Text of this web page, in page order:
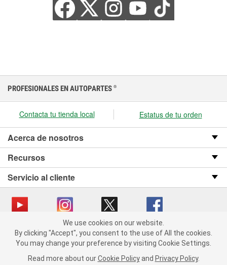
We use cookies on our website. By clicking "Accept", you consent
to the use of All the cookies.
You may change your preference by visiting Cookie Settings.
Read more about our Cookie Policy and Privacy Policy.
PROFESIONALES EN AUTOPARTES ®
Contacta tu tienda local Estatus de tu orden
Acerca de nosotros
Recursos
Servicio al cliente
Copyright © 2008-2026 O’Reilly Auto Parts v OST_3.2.0.0.729 (3) cv1361
catalog_main
Política de privacidad
Ley de transparencia en las cadenas de suministro
We use cookies on our website.
By clicking "Accept", you consent to the use of All the cookies.
You may change your preference by visiting Cookie Settings.
Read more about our Cookie Policy and Privacy Policy.